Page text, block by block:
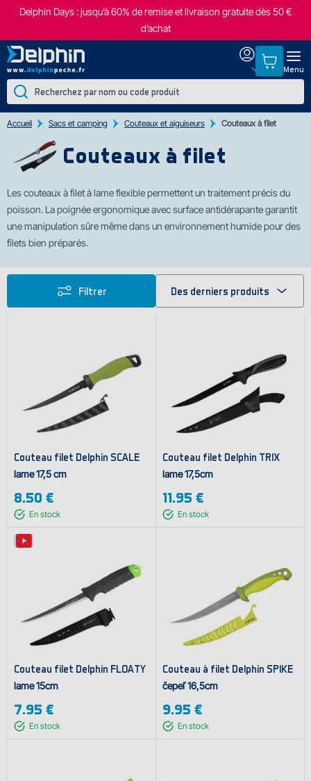
Delphin Days : jusqu’à 60% de remise et livraison gratuite dès 50 €
d’achat
Menu
Accueil Sacs et camping Couteaux et aiguiseurs Couteaux à filet
Couteaux à filet
Les couteaux à filet à lame flexible permettent un traitement précis du
poisson. La poignée ergonomique avec surface antidérapante garantit
une manipulation sûre même dans un environnement humide pour des
filets bien préparés.
Filtrer Des derniers produits
Couteau filet Delphin SCALE
lame 17,5 cm
8.50 €
En stock
Couteau filet Delphin TRIX
lame 17,5cm
11.95 €
En stock
Couteau filet Delphin FLOATY
lame 15cm
7.95 €
En stock
Couteau à filet Delphin SPIKE
čepeľ 16,5cm
9.95 €
En stock